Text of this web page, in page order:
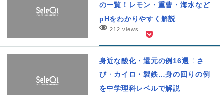
の一覧！レモン・重曹・海水など
pHをわかりやすく解説
212 views
身近な酸化・還元の例16選！さ
び・カイロ・製鉄…身の回りの例
を中学理科レベルで解説